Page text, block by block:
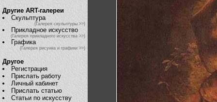
Другие ART-галереи
Скульптура
(Галерея скульптуры >>)
Прикладное искусство
(Галерея прикладного искусства >>)
Графика
(Галерея рисунка и графики >>)
Другое
Регистрация
Прислать работу
Личный кабинет
Прислать статью
Статьи по искусству